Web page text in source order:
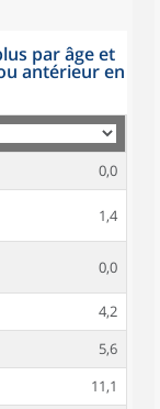
par âge et
antérieur en
0,0
1,4
0,0
4,2
5,6
11,1